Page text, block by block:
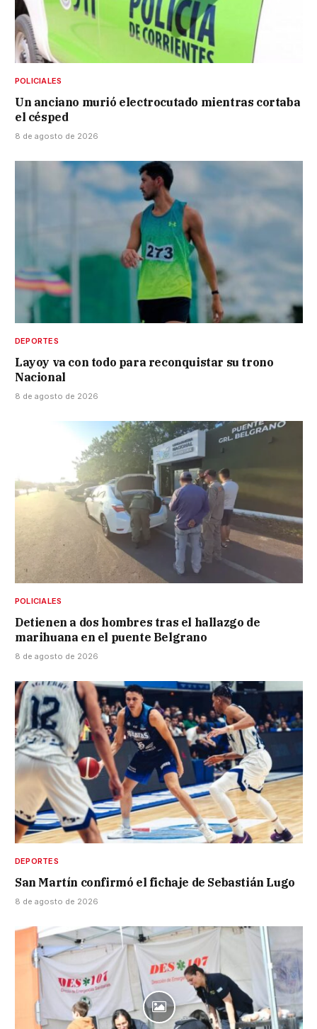
POLICIALES
Un anciano murió electrocutado mientras cortaba
el césped
8 de agosto de 2026
DEPORTES
Layoy va con todo para reconquistar su trono
Nacional
8 de agosto de 2026
POLICIALES
Detienen a dos hombres tras el hallazgo de
marihuana en el puente Belgrano
8 de agosto de 2026
DEPORTES
San Martín confirmó el fichaje de Sebastián Lugo
8 de agosto de 2026